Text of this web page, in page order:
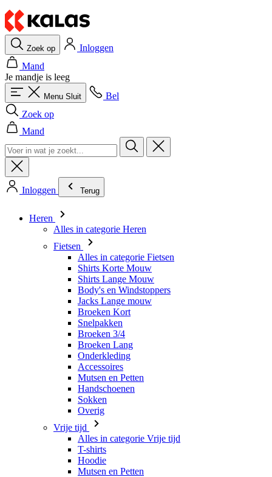
Zoek op
Inloggen
Mand
Je mandje is leeg
Menu Sluit
Bel
Zoek op
Mand
Inloggen Terug
Heren
Alles in categorie Heren
Fietsen
Alles in categorie Fietsen
Shirts Korte Mouw
Shirts Lange Mouw
Body's en Windstoppers
Jacks Lange mouw
Broeken Kort
Snelpakken
Broeken 3/4
Broeken Lang
Onderkleding
Accessoires
Mutsen en Petten
Handschoenen
Sokken
Overig
Vrije tijd
Alles in categorie Vrije tijd
T-shirts
Hoodie
Mutsen en Petten